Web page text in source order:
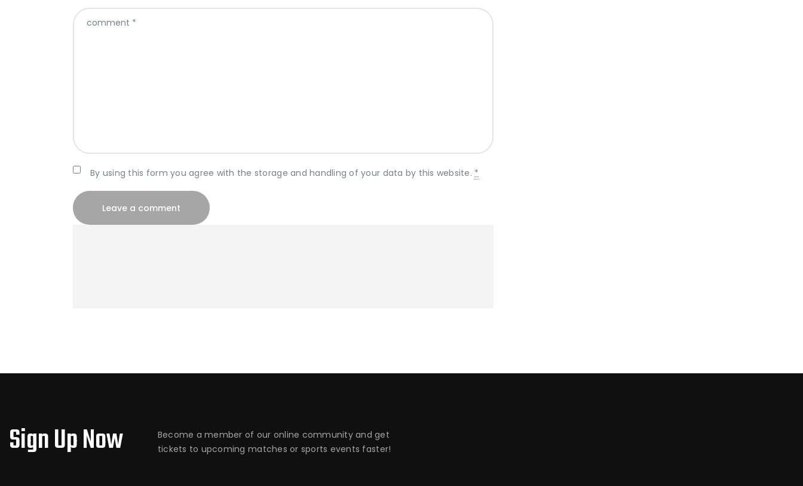
By using this form you agree with the storage and handling of your data by this website.*
Sign Up Now
Become a member of our online community and get
tickets to upcoming matches or sports events faster!